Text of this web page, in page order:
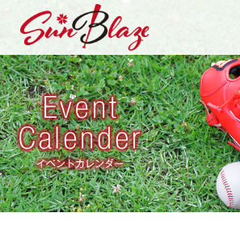
content